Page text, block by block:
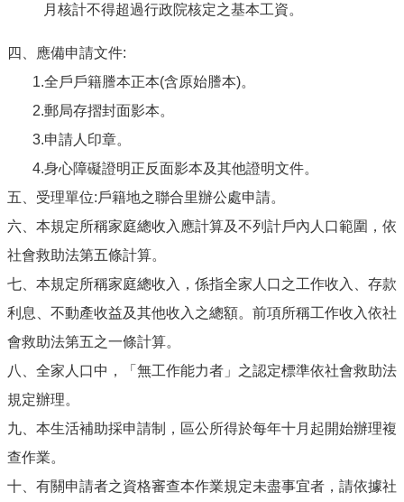
網
站
聯
絡
資
訊
義
市
府
社
會
處
FB
月核計不得超過行政院核定之基本工資。
四、應備申請文件:
1.全戶戶籍謄本正本(含原始謄本)。
2.郵局存摺封面影本。
3.申請人印章。
4.身心障礙證明正反面影本及其他證明文件。
五、受理單位:戶籍地之聯合里辦公處申請。
六、本規定所稱家庭總收入應計算及不列計戶內人口範圍，依
社會救助法第五條計算。
七、本規定所稱家庭總收入，係指全家人口之工作收入、存款
利息、不動產收益及其他收入之總額。前項所稱工作收入依社
會救助法第五之一條計算。
八、全家人口中，「無工作能力者」之認定標準依社會救助法
規定辦理。
九、本生活補助採申請制，區公所得於每年十月起開始辦理複
查作業。
十、有關申請者之資格審查本作業規定未盡事宜者，請依據社